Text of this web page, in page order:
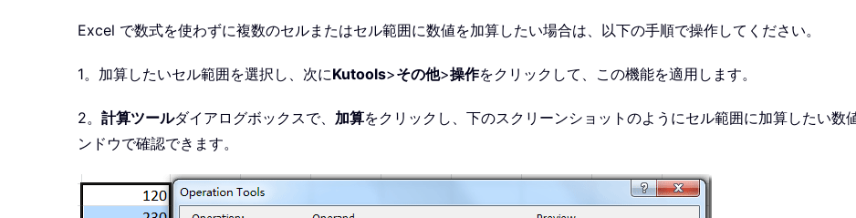
Excel で数式を使わずに複数のセルまたはセル範囲に数値を加算したい場合は、以下の手順で操作してください。
1。加算したいセル範囲を選択し、次にKutools>その他>操作をクリックして、この機能を適用します。
2。 計算ツールダイアログボックスで、 加算をクリックし、下のスクリーンショットのようにセル範囲に加算したい数
ンドウで確認できます。